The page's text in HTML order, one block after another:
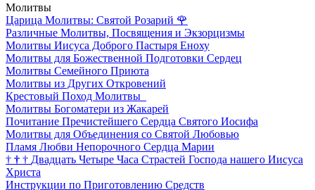
Молитвы
Царица Молитвы: Святой Розарий 🌹
Различные Молитвы, Посвящения и Экзорцизмы
Молитвы Иисуса Доброго Пастыря Еноху
Молитвы для Божественной Подготовки Сердец
Молитвы Семейного Приюта
Молитвы из Других Откровений
Крестовый Поход Молитвы
Молитвы Богоматери из Жакарей
Почитание Пречистейшего Сердца Святого Иосифа
Молитвы для Объединения со Святой Любовью
Пламя Любви Непорочного Сердца Марии
† † † Двадцать Четыре Часа Страстей Господа нашего Иисуса
Христа
Инструкции по Приготовлению Средств